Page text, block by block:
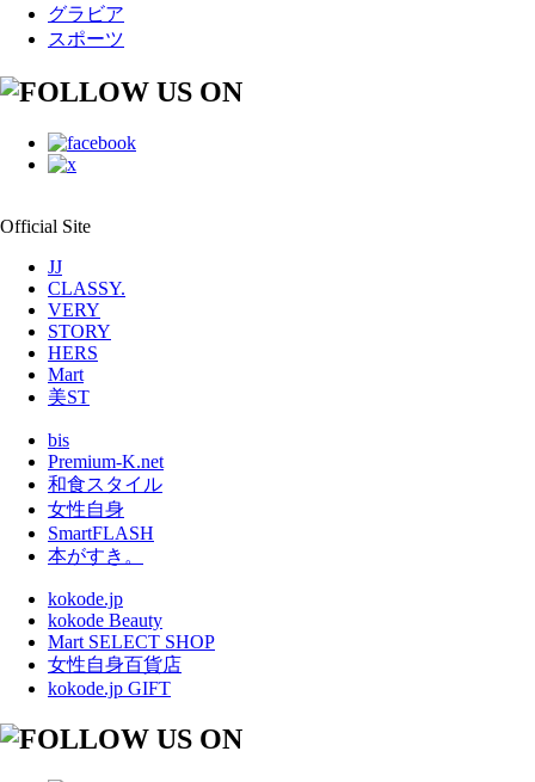
グラビア
スポーツ
Official Site
JJ
CLASSY.
VERY
STORY
HERS
Mart
美ST
bis
Premium-K.net
和食スタイル
女性自身
SmartFLASH
本がすき。
kokode.jp
kokode Beauty
Mart SELECT SHOP
女性自身百貨店
kokode.jp GIFT